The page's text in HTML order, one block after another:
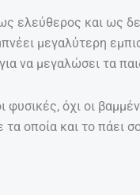
ως ελεύθερος και ως
μεγαλύτερη
να μεγαλώσει τα
όχι οι
οποία και το πάει